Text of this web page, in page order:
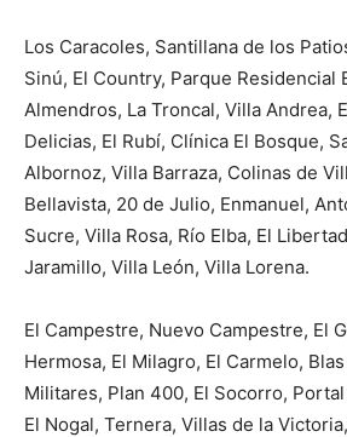
Los Caracoles, Santillana de los
Sinú, El Country, Parque Residencial
Almendros, La Troncal, Villa Andrea,
Delicias, El Rubí, Clínica El Bosque,
Albornoz, Villa Barraza, Colinas de
Bellavista, 20 de Julio, Enmanuel,
Sucre, Villa Rosa, Río Elba, El
Jaramillo, Villa León, Villa Lorena.
El Campestre, Nuevo Campestre, El
Hermosa, El Milagro, El Carmelo,
Militares, Plan 400, El Socorro,
El Nogal, Ternera, Villas de la